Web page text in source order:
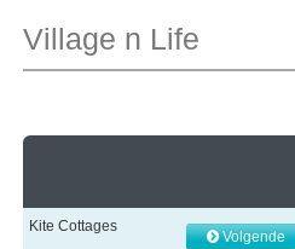
Village n Life
Kite Cottages
Volgende